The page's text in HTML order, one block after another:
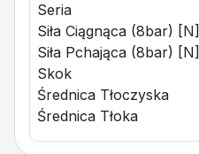
Seria
Siła Ciągnąca (8bar) [N]
Siła Pchająca (8bar) [N]
Skok
Średnica Tłoczyska
Średnica Tłoka